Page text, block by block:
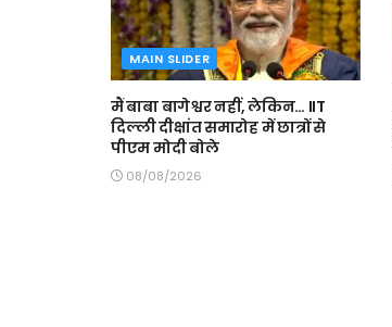
MAIN SLIDER
मैं बाबा बागेश्वर नहीं, लेकिन… IIT
दिल्ली दीक्षांत समारोह में छात्रों से
पीएम मोदी बोले
08/08/2026